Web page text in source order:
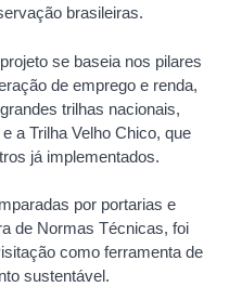
brasileiras.
se baseia nos pilares
de emprego e renda,
trilhas nacionais,
a Trilha Velho Chico, que
já implementados.
por portarias e
de Normas Técnicas, foi
como ferramenta de
sustentável.